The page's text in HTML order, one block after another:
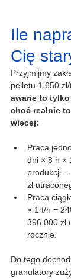
Ile
Cię
Przyjmijmy
pelletu 1 650
awarie to
choć realnie
więcej:
Praca
dni × 8 h ×
produkcji
zł
Praca
× 1 t/h =
396 000 zł
rocznie.
Do tego
granulatory